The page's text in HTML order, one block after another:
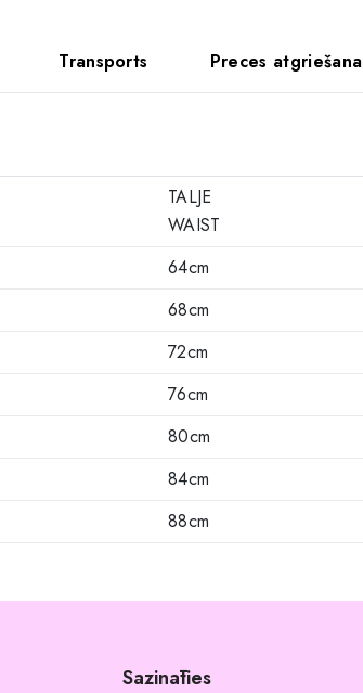
Transports Preces atgriešana
TALJE
WAIST
64cm
68cm
72cm
76cm
80cm
84cm
88cm
Sazināties